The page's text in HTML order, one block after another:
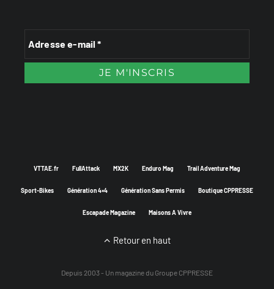
VTTAE.fr FullAttack MX2K Enduro Mag Trail Adventure Mag
Sport-Bikes Génération 4×4 Génération Sans Permis Boutique CPPRESSE
Escapade Magazine Maisons A Vivre
Retour en haut
Depuis 2003 - Un magazine du Groupe CPPRESSE